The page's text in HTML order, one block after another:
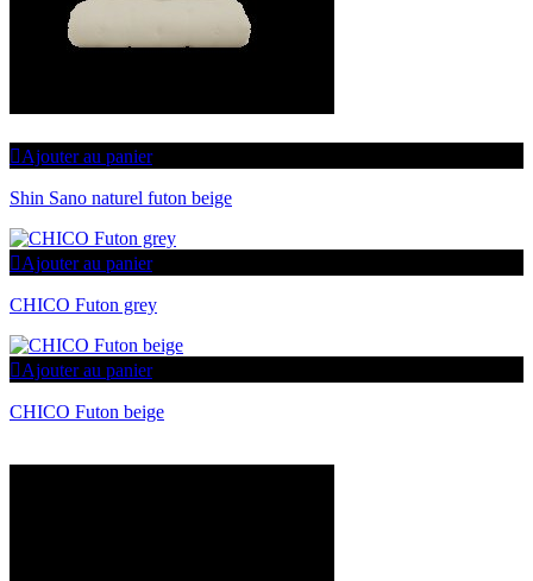
Ajouter au panier
Shin Sano naturel futon beige
Ajouter au panier
CHICO Futon grey
Ajouter au panier
CHICO Futon beige